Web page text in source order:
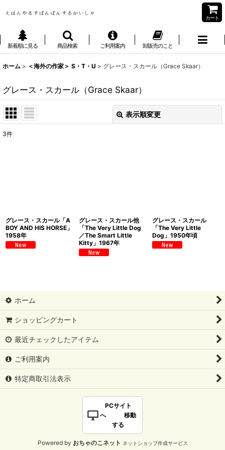
カート
新着順に見る 商品検索 ご利用案内 卸販売のこと
ホーム > ＜海外の作家＞ S・T・U > グレース・スカール（Grace Skaar）
グレース・スカール（Grace Skaar）
表示順変更
3件
グレース・スカール「A
BOY AND HIS HORSE」
1958年
グレース・スカール他
「The Very Little Dog
／The Smart Little
Kitty」1967年
グレース・スカール
「The Very Little
Dog」1950年頃
ホーム
ショッピングカート
最近チェックしたアイテム
ご利用案内
特定商取引法表示
PCサイト
へ 移動
する
Powered by おちゃのこネット ネットショップ作成サービス